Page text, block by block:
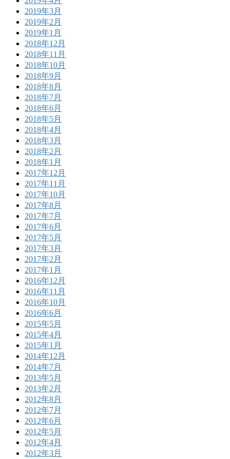
2019年3月
2019年2月
2019年1月
2018年12月
2018年11月
2018年10月
2018年9月
2018年8月
2018年7月
2018年6月
2018年5月
2018年4月
2018年3月
2018年2月
2018年1月
2017年12月
2017年11月
2017年10月
2017年8月
2017年7月
2017年6月
2017年5月
2017年3月
2017年2月
2017年1月
2016年12月
2016年11月
2016年10月
2016年6月
2015年5月
2015年4月
2015年1月
2014年12月
2014年7月
2013年5月
2013年2月
2012年8月
2012年7月
2012年6月
2012年5月
2012年4月
2012年3月